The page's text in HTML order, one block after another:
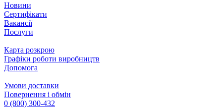
Новини
Сертифікати
Вакансії
Послуги
Карта розкрою
Графіки роботи виробництв
Допомога
Умови доставки
Повернення і обмін
0 (800) 300-432